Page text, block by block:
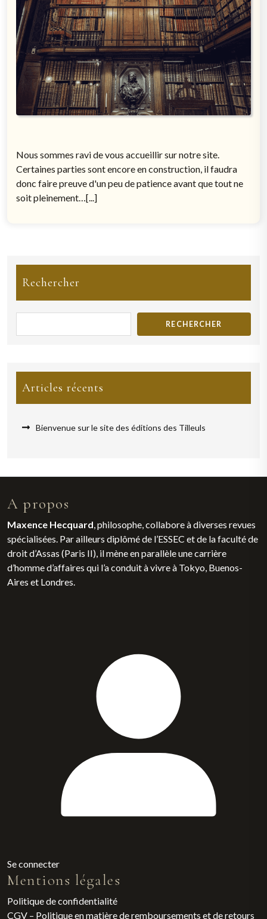
Nous sommes ravi de vous accueillir sur notre site.
Certaines parties sont encore en construction, il faudra
donc faire preuve d'un peu de patience avant que tout ne
soit pleinement…[...]
Rechercher
RECHERCHER
Articles récents
Bienvenue sur le site des éditions des Tilleuls
A propos
Maxence Hecquard, philosophe, collabore à diverses revues
spécialisées. Par ailleurs diplômé de l’ESSEC et de la faculté de
droit d’Assas (Paris II), il mène en parallèle une carrière
d’homme d’affaires qui l’a conduit à vivre à Tokyo, Buenos-
Aires et Londres.
Se connecter
Mentions légales
Politique de confidentialité
CGV – Politique en matière de remboursements et de retours